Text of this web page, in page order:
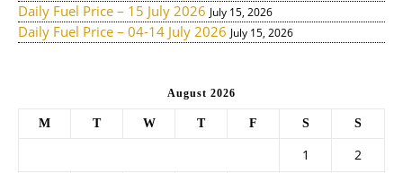
Daily Fuel Price – 15 July 2026 July 15, 2026
Daily Fuel Price – 04-14 July 2026 July 15, 2026
August 2026
M T W T F S S
1
2